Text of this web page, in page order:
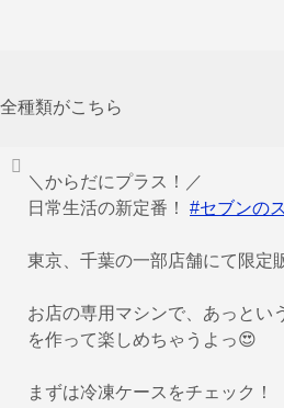
全種類がこちら
＼からだにプラス！／
日常生活の新定番！ #セブンの
東京、千葉の一部店舗にて限定
お店の専用マシンで、あっとい
を作って楽しめちゃうよっ😍
まずは冷凍ケースをチェック！